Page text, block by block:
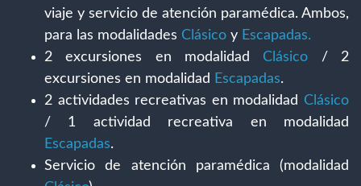
viaje y servicio de atención paramédica. Ambos,
para las modalidades Clásico y Escapadas.
2 excursiones en modalidad Clásico / 2
excursiones en modalidad Escapadas.
2 actividades recreativas en modalidad Clásico
/ 1 actividad recreativa en modalidad
Escapadas.
Servicio de atención paramédica (modalidad